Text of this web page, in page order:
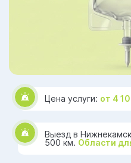
Цена услуги: от 4
Выезд в
500 км. Области